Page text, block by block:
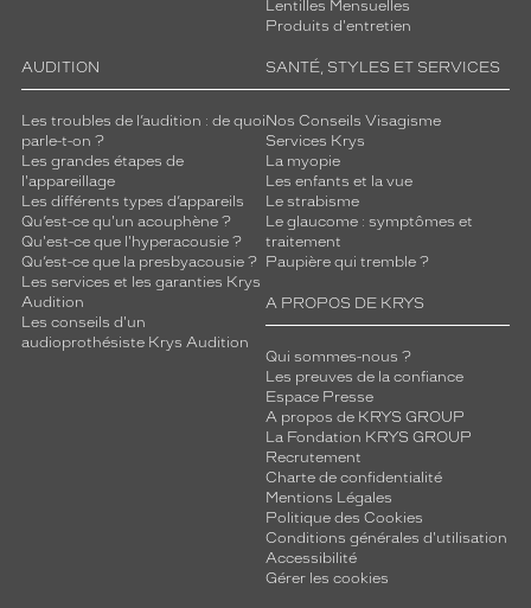
Lentilles Mensuelles
Produits d'entretien
AUDITION
Les troubles de l’audition : de quoi
parle-t-on ?
Les grandes étapes de
l'appareillage
Les différents types d’appareils
Qu’est-ce qu'un acouphène ?
Qu'est-ce que l'hyperacousie ?
Qu’est-ce que la presbyacousie ?
Les services et les garanties Krys
Audition
Les conseils d'un
audioprothésiste Krys Audition
SANTÉ, STYLES ET SERVICES
Nos Conseils Visagisme
Services Krys
La myopie
Les enfants et la vue
Le strabisme
Le glaucome : symptômes et
traitement
Paupière qui tremble ?
A PROPOS DE KRYS
Qui sommes-nous ?
Les preuves de la confiance
Espace Presse
A propos de KRYS GROUP
La Fondation KRYS GROUP
Recrutement
Charte de confidentialité
Mentions Légales
Politique des Cookies
Conditions générales d'utilisation
Accessibilité
Gérer les cookies